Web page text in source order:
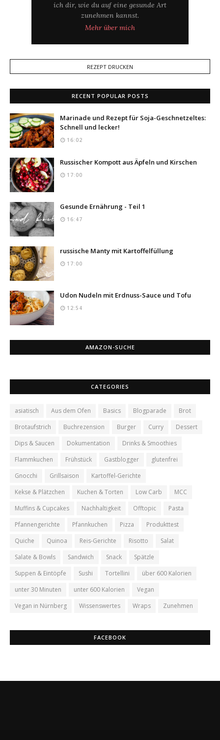
ich dir, wie du auf eine gesunde Art
zunehmen kannst.
Mehr über mich
REZEPT DRUCKEN
RECENT POPULAR POSTS
Marinade und Rezept für Soja-Geschnetzeltes:
Schnell und lecker!
16:02
Russischer Kompott aus Äpfeln und Kirschen
17:00
Gesunde Ernährung - Teil 1
16:47
russische Manty mit Kartoffelfüllung
17:00
Udon Nudeln mit Erdnuss-Sauce und Tofu
12:54
AMAZON-SUCHE
CATEGORIES
asiatisch Aus dem Ofen Basics Blogparade
Brot
Brotaufstrich
Buchrezension Burger Curry
Dessert
Dips & Saucen
Dokumentation
Drinks & Smoothies
Flammkuchen
Frühstück Gastblogger
glutenfrei
Gnocchi
Grillsaison
Kartoffel-Gerichte
Kekse & Plätzchen
Kuchen & Torten Low Carb
MCC
Muffins & Cupcakes
Nachhaltigkeit Offtopic
Pasta
Pfannengerichte
Pfannkuchen Pizza
Produkttest
Quiche
Quinoa Reis-Gerichte Risotto
Salat
Salate & Bowls
Sandwich Snack
Spätzle
Suppen & Eintöpfe
Sushi Tortellini
über 600 Kalorien
unter 30 Minuten
unter 600 Kalorien
Vegan
Vegan in Nürnberg
Wissenswertes Wraps Zunehmen
FACEBOOK